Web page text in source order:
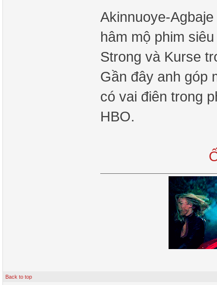
Akinnuoye-
hâm mộ phim
Strong và Kurse
Gần đây anh góp
có vai điên trong
HBO.
Back to top